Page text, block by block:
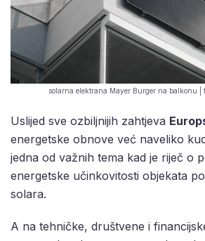
solarna elektrana Mayer Burger na balkonu |
Uslijed sve ozbiljnijih zahtjeva
energetske obnove već naveliko
jedna od važnih tema kad je riječ o
energetske učinkovitosti objekata
solara.
A na tehničke, društvene i